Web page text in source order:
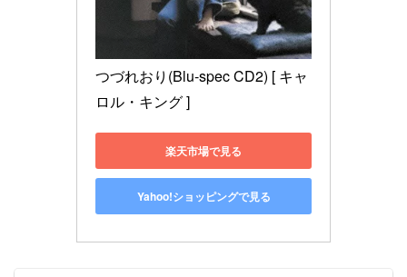
つづれおり(Blu-spec CD2) [ キャ
ロル・キング ]
楽天市場で見る
Yahoo!ショッピングで見る